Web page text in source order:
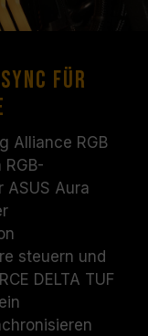
für
Alliance RGB
Aura
steuern und
DELTA TUF